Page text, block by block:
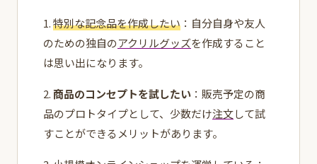
1.特別な記念品を作成したい ：自分自身や友人
のための独自のアクリルグッズを作成すること
は思い出になります。
2. 商品のコンセプトを試したい ：販売予定の商
品のプロトタイプとして、少数だけ注文して試
すことができるメリットがあります。